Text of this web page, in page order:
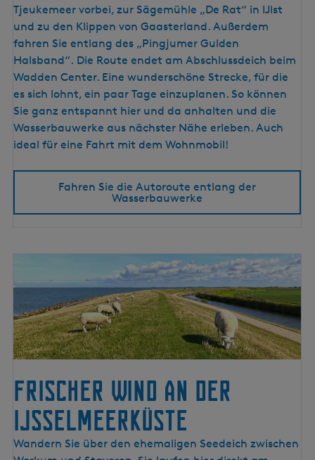
o
r
o
u
t
e
e
n
t
g
s
s
e
r
b
u
w
e
Tjeukemeer vorbei, zur Sägemühle „De Rat“ in IJlst
und zu den Klippen von Gaasterland. Außerdem
fahren Sie entlang des „Pingjumer Gulden
Halsband“. Die Route endet am Abschlussdeich beim
Wadden Center. Eine wunderschöne Strecke, für die
es sich lohnt, ein paar Tage einzuplanen. So können
Sie ganz entspannt hier und da anhalten und die
Wasserbauwerke aus nächster Nähe erleben. Auch
ideal für eine Fahrt mit dem Wohnmobil!
Fahren Sie die Autoroute entlang der
Wasserbauwerke
Frischer Wind an der
IJsselmeerküste
F
Wandern Sie über den ehemaligen Seedeich zwischen